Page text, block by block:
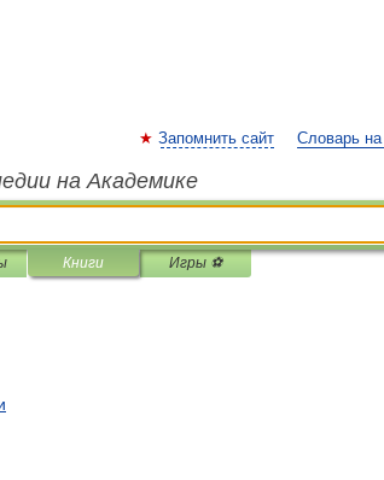
Запомнить сайт Словарь на
на Академике
Книги Игры ⚽